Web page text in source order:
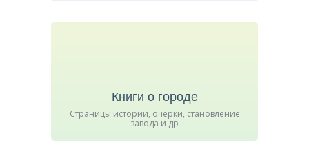
Книги о городе
Страницы истории, очерки, становление
завода и др